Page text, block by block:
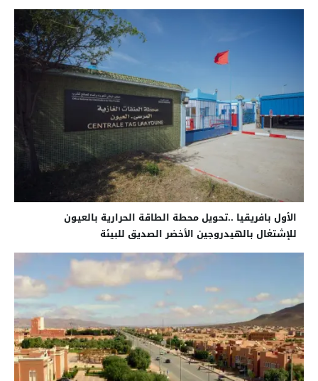
الأول بافريقيا ..تحويل محطة الطاقة الحرارية بالعيون
للإشتغال بالهيدروجين الأخضر الصديق للبيئة